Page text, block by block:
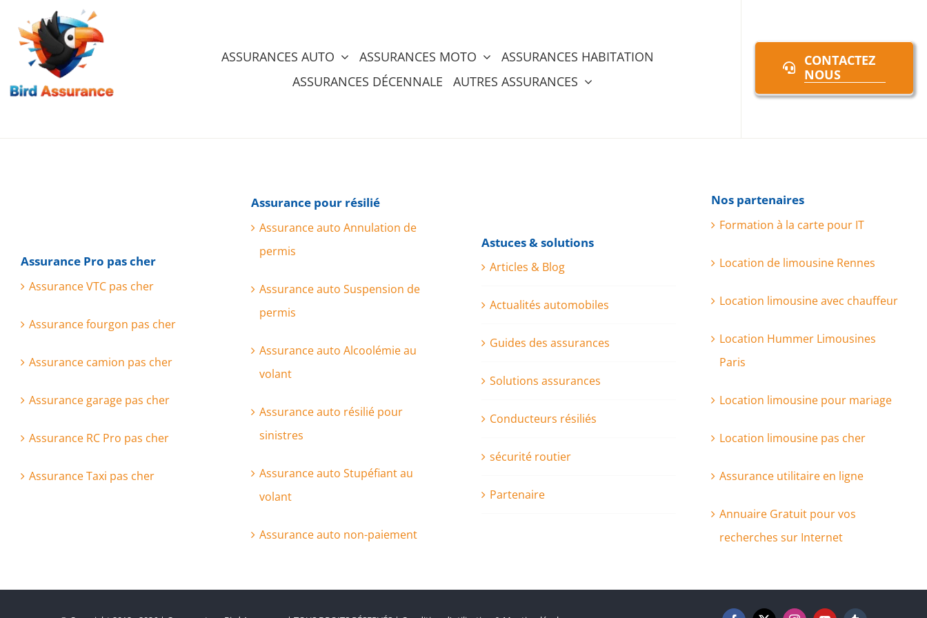
content
ASSURANCES AUTO ASSURANCES MOTO
ASSURANCES HABITATION
ASSURANCES DÉCENNALE
AUTRES ASSURANCES
CONTACTEZ
NOUS
Assurance Pro pas cher
Assurance VTC pas cher
Assurance fourgon pas cher
Assurance camion pas cher
Assurance garage pas cher
Assurance RC Pro pas cher
Assurance Taxi pas cher
Assurance pour résilié
Assurance auto Annulation de
permis
Assurance auto Suspension de
permis
Assurance auto Alcoolémie au
volant
Assurance auto résilié pour
sinistres
Assurance auto Stupéfiant au
volant
Assurance auto non-paiement
Astuces & solutions
Articles & Blog
Actualités automobiles
Guides des assurances
Solutions assurances
Conducteurs résiliés
sécurité routier
Partenaire
Nos partenaires
Formation à la carte pour IT
Location de limousine Rennes
Location limousine avec chauffeur
Location Hummer Limousines
Paris
Location limousine pour mariage
Location limousine pas cher
Assurance utilitaire en ligne
Annuaire Gratuit pour vos
recherches sur Internet